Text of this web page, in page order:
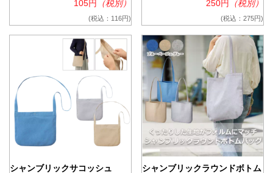
105円 （税別）
(税込：116円)
250円 （税別）
(税込：275円)
シャンブリックサコッシュ
シャンブリックラウンドボトム